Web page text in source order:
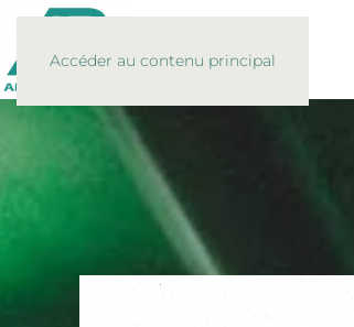
Accéder au contenu principal